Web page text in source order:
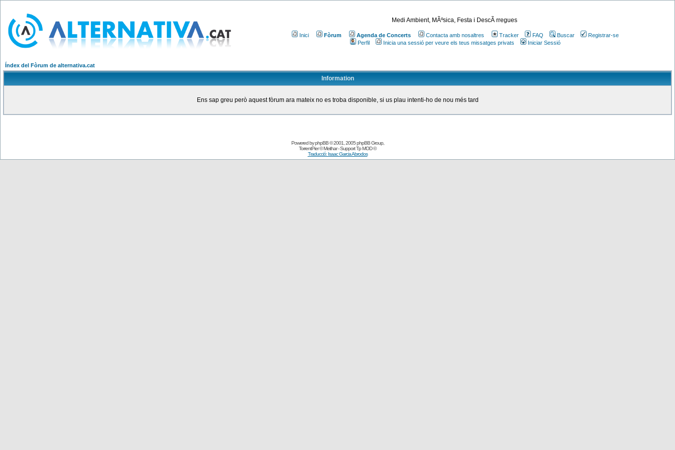
Medi Ambient, MÃºsica, Festa i DescÃ rregues
Inici Fòrum Agenda de Concerts Contacta amb nosaltres Tracker FAQ Buscar
Registrar-se
Perfil
Inicia una sessió per veure els teus missatges privats Iniciar Sessió
Índex del Fòrum de alternativa.cat
Information
Ens sap greu però aquest fòrum ara mateix no es troba disponible, si us plau intenti-ho de nou més tard
Powered byphpBB© 2001, 2005 phpBB Group,
TorrentPier© Meithar - SupportTp MOD©
Traducció: Isaac Garcia Abrodos